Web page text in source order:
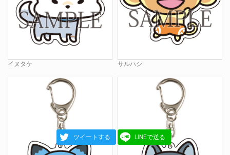
イヌタケ サルハシ
ツイートする LINEで送る